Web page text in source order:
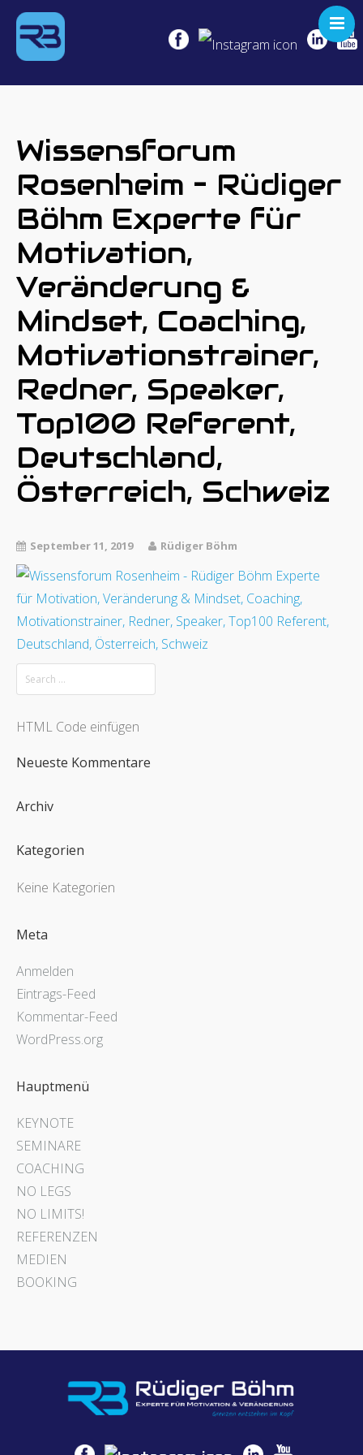
COACHING
NO LEGS
NO LIMITS!
REFERENZEN
MEDIEN
BOOKING
Wissensforum
Rosenheim – Rüdiger
Böhm Experte für
Motivation,
Veränderung &
Mindset, Coaching,
Motivationstrainer,
Redner, Speaker,
Top100 Referent,
Deutschland,
Österreich, Schweiz
September 11, 2019 Rüdiger Böhm
HTML Code einfügen
Neueste Kommentare
Archiv
Kategorien
Keine Kategorien
Meta
Anmelden
Eintrags-Feed
Kommentar-Feed
WordPress.org
Hauptmenü
KEYNOTE
SEMINARE
COACHING
NO LEGS
NO LIMITS!
REFERENZEN
MEDIEN
BOOKING